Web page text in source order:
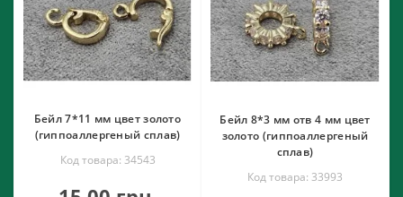
Бейл 7*11 мм цвет золото
(гиппоаллергеный сплав)
Код товара: 34543
Бейл 8*3 мм отв 4 мм цвет
золото (гиппоаллергеный
сплав)
Код товара: 33993